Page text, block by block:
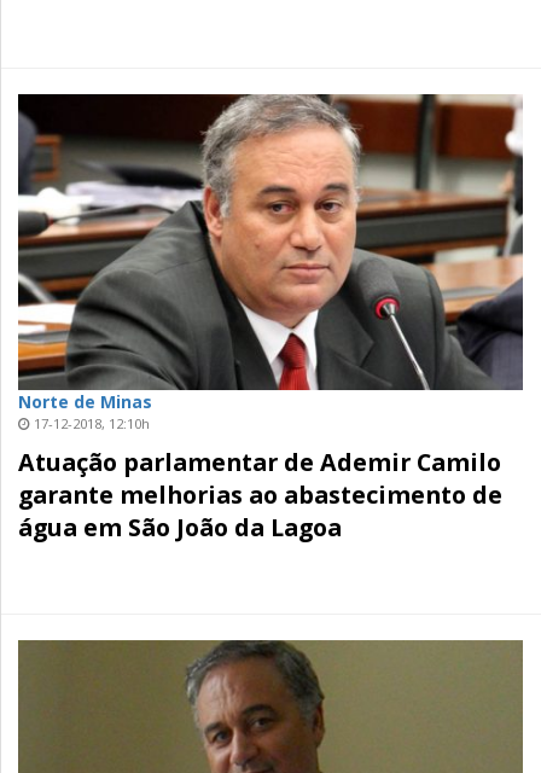
Norte de Minas
17-12-2018, 12:10h
Atuação parlamentar de Ademir Camilo
garante melhorias ao abastecimento de
água em São João da Lagoa